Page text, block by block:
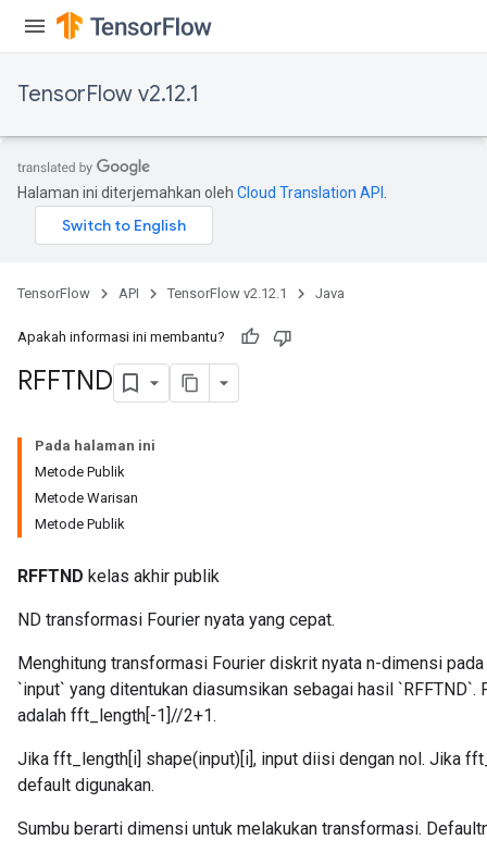
TensorFlow v2.12.1
Halaman ini diterjemahkan oleh Cloud Translation API
TensorFlow API TensorFlow v2.12.1 Java
Apakah informasi ini membantu?
RFFTND
Pada halaman ini
Metode Publik
Metode Warisan
Metode Publik
RFFTND kelas akhir publik
ND transformasi Fourier nyata yang cepat.
Menghitung transformasi Fourier diskrit nyata n-dimensi
`input` yang ditentukan diasumsikan sebagai hasil `RFFTND`.
adalah fft_length[-1]//2+1.
Jika fft_length[i] shape(input)[i], input diisi dengan nol. Jika
default digunakan.
Sumbu berarti dimensi untuk melakukan transformasi.